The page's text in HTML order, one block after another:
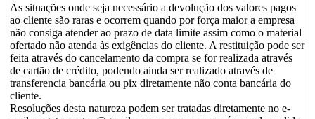
As situações onde seja necessário a devolução dos valores pagos
ao cliente são raras e ocorrem quando por força maior a empresa
não consiga atender ao prazo de data limite assim como o material
ofertado não atenda às exigências do cliente. A restituição pode ser
feita através do cancelamento da compra se for realizada através
de cartão de crédito, podendo ainda ser realizado através de
transferencia bancária ou pix diretamente não conta bancária do
cliente.
Resoluções desta natureza podem ser tratadas diretamente no e-